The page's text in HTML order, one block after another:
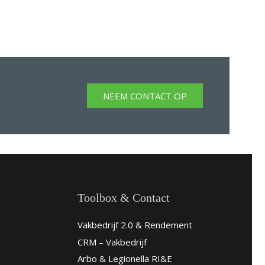
NEEM CONTACT OP
Toolbox & Contact
Vakbedrijf 2.0 & Rendement
CRM – Vakbedrijf
Arbo & Legionella RI&E